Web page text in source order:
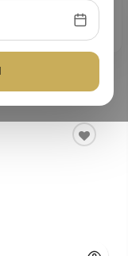
oogle
100% sichere
Ihre Zahlungen sind durch 3D